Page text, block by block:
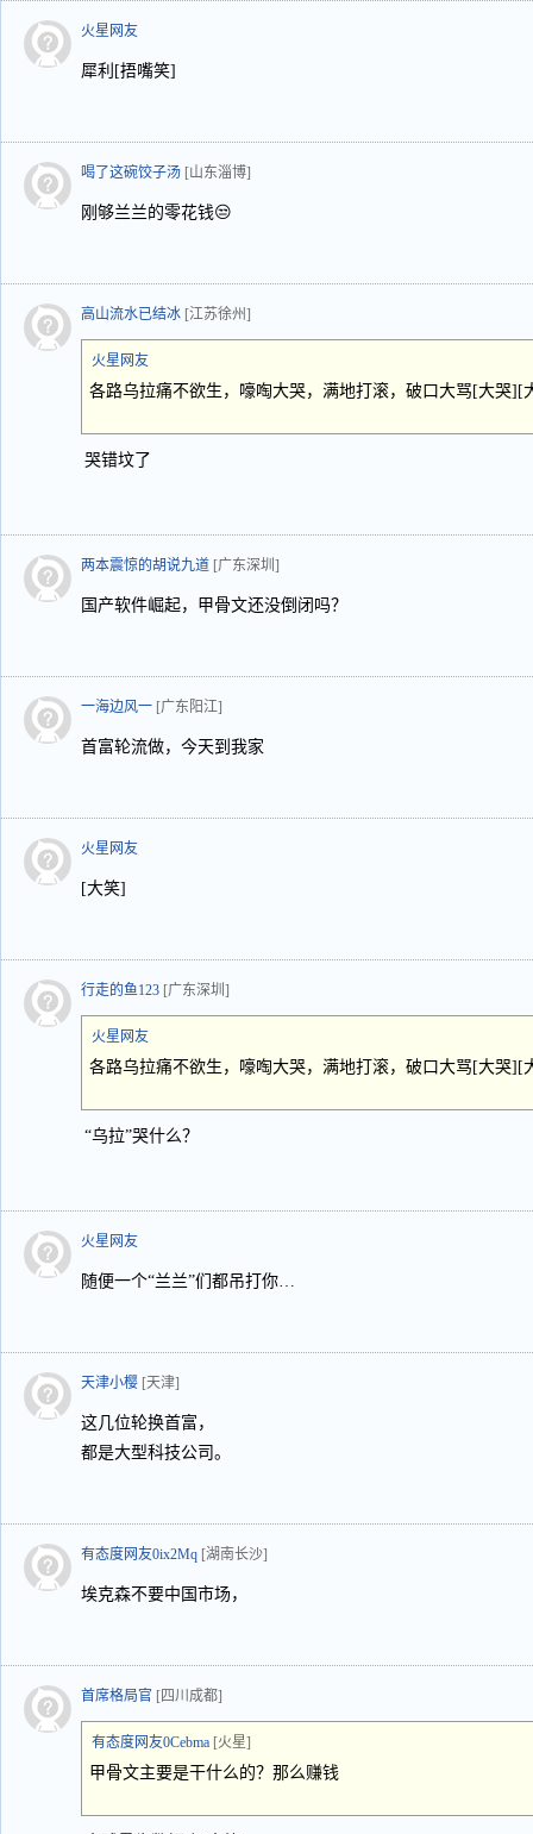
火星网友
犀利[捂嘴笑]
喝了这碗饺子汤 [山东淄博]
刚够兰兰的零花钱😒
高山流水已结冰 [江苏徐州]
火星网友
各路乌拉痛不欲生，嚎啕大哭，满地打滚，破口大骂[大哭][
哭错坟了
两本震惊的胡说九道 [广东深圳]
国产软件崛起，甲骨文还没倒闭吗？
一海边风一 [广东阳江]
首富轮流做，今天到我家
火星网友
[大笑]
行走的鱼123 [广东深圳]
火星网友
各路乌拉痛不欲生，嚎啕大哭，满地打滚，破口大骂[大哭][
“乌拉”哭什么？
火星网友
随便一个“兰兰”们都吊打你…
天津小樱 [天津]
这几位轮换首富，
都是大型科技公司。
有态度网友0ix2Mq [湖南长沙]
埃克森不要中国市场，
首席格局官 [四川成都]
有态度网友0Cebma [火星]
甲骨文主要是干什么的？那么赚钱